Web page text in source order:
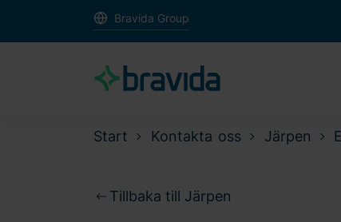
Bravida Group
Start Kontakta oss Järpen
Tillbaka till Järpen